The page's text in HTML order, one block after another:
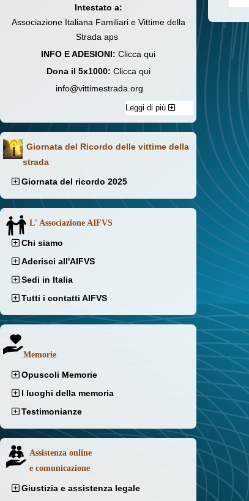
Intestato a:
Associazione Italiana Familiari e Vittime della
Strada aps
INFO E ADESIONI: Clicca qui
Dona il 5x1000: Clicca qui
info@vittimestrada.org
Leggi di più
Giornata del Ricordo delle vittime della
strada
Giornata del ricordo 2025
L' Associazione AIFVS
Chi siamo
Aderisci all'AIFVS
Sedi in Italia
Tutti i contatti AIFVS
Memorie
Opuscoli Memorie
I luoghi della memoria
Testimonianze
Assistenza online
e comunicazione
Giustizia e assistenza legale